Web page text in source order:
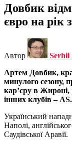
Довбик
євро на
Автор Serhii
Артем Довбик,
минулого сезону,
кар’єру в Жироні,
інших клубів – AS.
Український
Наполі,
Саудівської Аравії.